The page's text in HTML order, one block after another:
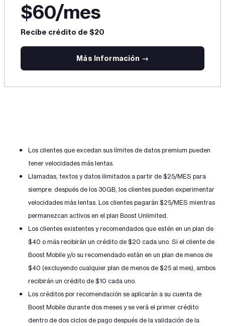
$60/mes
Recibe crédito de $20
Más Información →
Los clientes que excedan sus límites de datos premium pueden
tener velocidades más lentas.
Llamadas, textos y datos ilimitados a partir de $25/MES para
siempre: después de los 30GB, los clientes pueden experimentar
velocidades más lentas. Los clientes pagarán $25/MES mientras
permanezcan activos en el plan Boost Unlimited.
Los clientes existentes y recomendados que estén en un plan de
$40 o más recibirán un crédito de $20 cada uno. Si el cliente de
Boost Mobile y/o su recomendado están en un plan de menos de
$40 (excluyendo cualquier plan de menos de $25 al mes), ambos
recibirán un crédito de $10 cada uno.
Los créditos por recomendación se aplicarán a su cuenta de
Boost Mobile durante dos meses y se verá el primer crédito
dentro de dos ciclos de pago después de la validación de la